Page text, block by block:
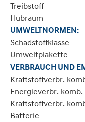
Treibstoff
Hubraum
UMWELTNORMEN:
Schadstoffklasse
Umweltplakette
VERBRAUCH UND
Kraftstoffverbr.
Energieverbr. komb.
Kraftstoffverbr.
Batterie